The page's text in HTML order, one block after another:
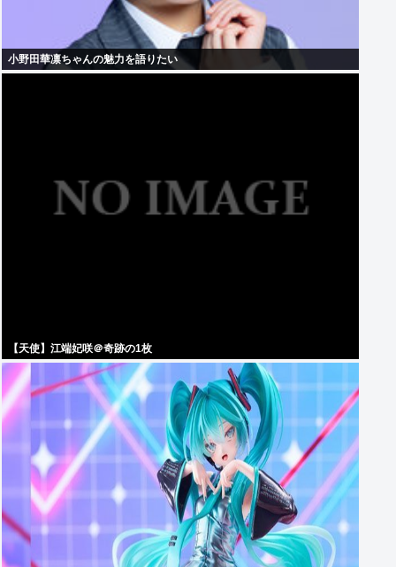
小野田華凛ちゃんの魅力を語りたい
【天使】江端妃咲＠奇跡の1枚